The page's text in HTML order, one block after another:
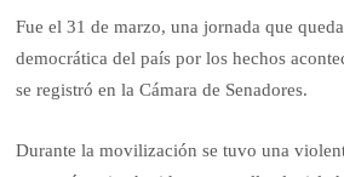
Fue el 31 de marzo, una jornada que
democrática del país por los hechos
se registró en la Cámara de Senadores.
Durante la movilización se tuvo una